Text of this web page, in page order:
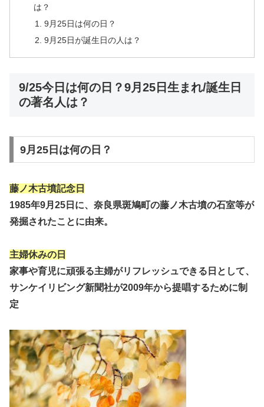
は？
9月25日は何の日？
9月25日が誕生日の人は？
9/25今日は何の日？9月25日生まれ/誕生日
の著名人は？
9月25日は何の日？
藤ノ木古墳記念日
1985年9月25日に、奈良県斑鳩町の藤ノ木古墳の石室等が
発掘されたことに由来。
主婦休みの日
家事や育児に頑張る主婦がリフレッシュできる日として、
サンケイリビング新聞社が2009年から提唱するために制
定